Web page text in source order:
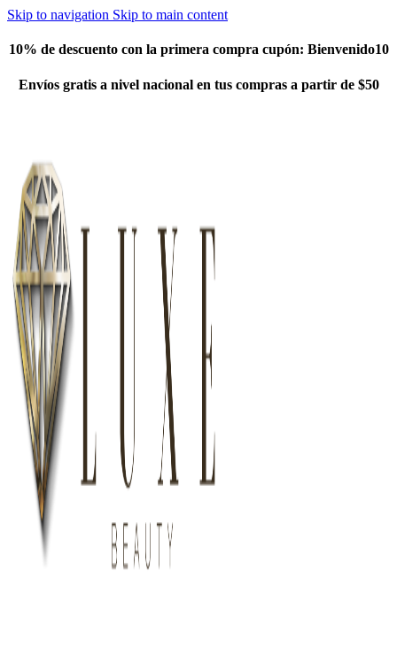
Skip to navigation Skip to main content
10% de descuento con la primera compra cupón: Bienvenido10
Envíos gratis a nivel nacional en tus compras a partir de $50